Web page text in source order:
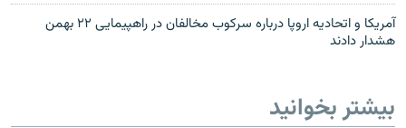
آمریکا و اتحادیه اروپا درباره سرکوب مخالفان در راهپیمایی ۲۲ بهمن
هشدار دادند
بیشتر بخوانید